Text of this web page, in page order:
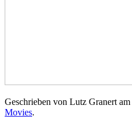
Geschrieben von Lutz Granert am
Movies.